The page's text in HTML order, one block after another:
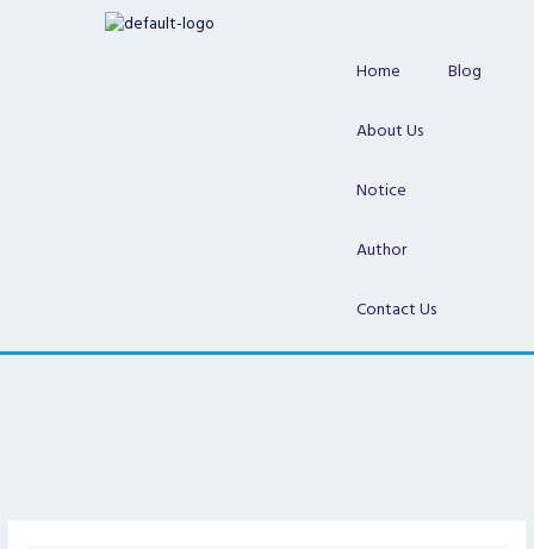
Home Blog
About Us
Notice
Author
Contact Us